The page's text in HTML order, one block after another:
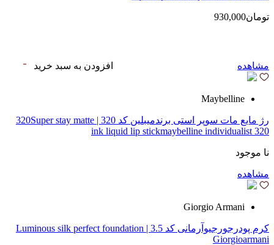
تومان930,000
مشاهده افزودن به سبد خرید
Maybelline
رژ مایع مات سوپر استی‌ برندمیبلین کد 320 | 320Super stay matte
ink liquid lip stickmaybelline individualist 320
نا موجود
مشاهده
Giorgio Armani
کرم پودرجورجیوآرمانی کد 3.5 | Luminous silk perfect foundation
Giorgioarmani